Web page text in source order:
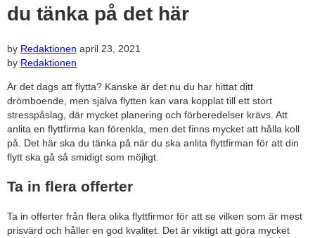
du tänka på det här
by Redaktionen april 23, 2021
by Redaktionen
Är det dags att flytta? Kanske är det nu du har hittat ditt
drömboende, men själva flytten kan vara kopplat till ett stort
stresspåslag, där mycket planering och förberedelser krävs. Att
anlita en flyttfirma kan förenkla, men det finns mycket att hålla koll
på. Det här ska du tänka på när du ska anlita flyttfirman för att din
flytt ska gå så smidigt som möjligt.
Ta in flera offerter
Ta in offerter från flera olika flyttfirmor för att se vilken som är mest
prisvärd och håller en god kvalitet. Det är viktigt att göra mycket